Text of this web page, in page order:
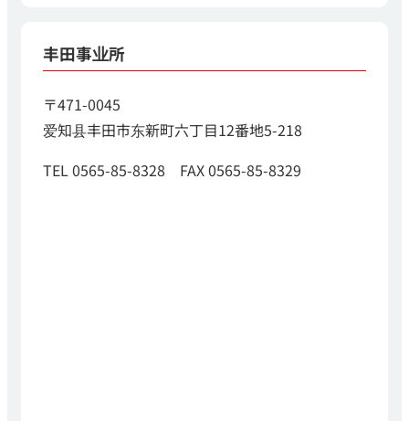
丰田事业所
〒471-0045
爱知县丰田市东新町六丁目12番地5-218
TEL 0565-85-8328 FAX 0565-85-8329